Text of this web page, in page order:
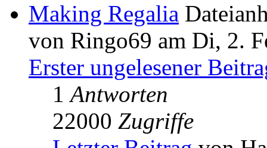
Making Regalia
von Ringo69 am Di, 2.
Erster ungelesener
1Antworten
22000 Zugriffe